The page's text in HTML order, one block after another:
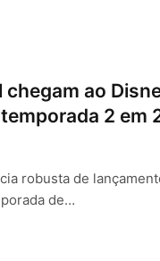
chegam ao
2 em
robusta de
de…